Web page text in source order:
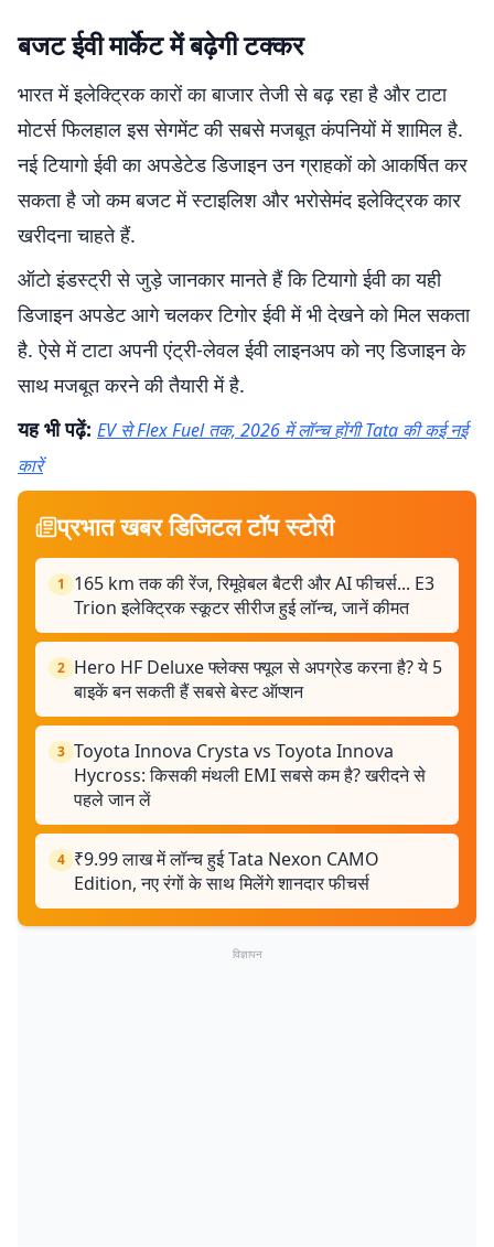
बजट ईवी मार्केट में बढ़ेगी टक्कर
भारत में इलेक्ट्रिक कारों का बाजार तेजी से बढ़ रहा है और टाटा
मोटर्स फिलहाल इस सेगमेंट की सबसे मजबूत कंपनियों में शामिल है.
नई टियागो ईवी का अपडेटेड डिजाइन उन ग्राहकों को आकर्षित कर
सकता है जो कम बजट में स्टाइलिश और भरोसेमंद इलेक्ट्रिक कार
खरीदना चाहते हैं.
ऑटो इंडस्ट्री से जुड़े जानकार मानते हैं कि टियागो ईवी का यही
डिजाइन अपडेट आगे चलकर टिगोर ईवी में भी देखने को मिल सकता
है. ऐसे में टाटा अपनी एंट्री-लेवल ईवी लाइनअप को नए डिजाइन के
साथ मजबूत करने की तैयारी में है.
यह भी पढ़ें: EV से Flex Fuel तक, 2026 में लॉन्च होंगी Tata की कई नई
कारें
प्रभात खबर डिजिटल टॉप स्टोरी
1
165 km तक की रेंज, रिमूवेबल बैटरी और AI फीचर्स... E3
Trion इलेक्ट्रिक स्कूटर सीरीज हुई लॉन्च, जानें कीमत
2 Hero HF Deluxe फ्लेक्स फ्यूल से अपग्रेड करना है? ये 5
बाइकें बन सकती हैं सबसे बेस्ट ऑप्शन
3 Toyota Innova Crysta vs Toyota Innova
Hycross: किसकी मंथली EMI सबसे कम है? खरीदने से
पहले जान लें
4 ₹9.99 लाख में लॉन्च हुई Tata Nexon CAMO
Edition, नए रंगों के साथ मिलेंगे शानदार फीचर्स
विज्ञापन